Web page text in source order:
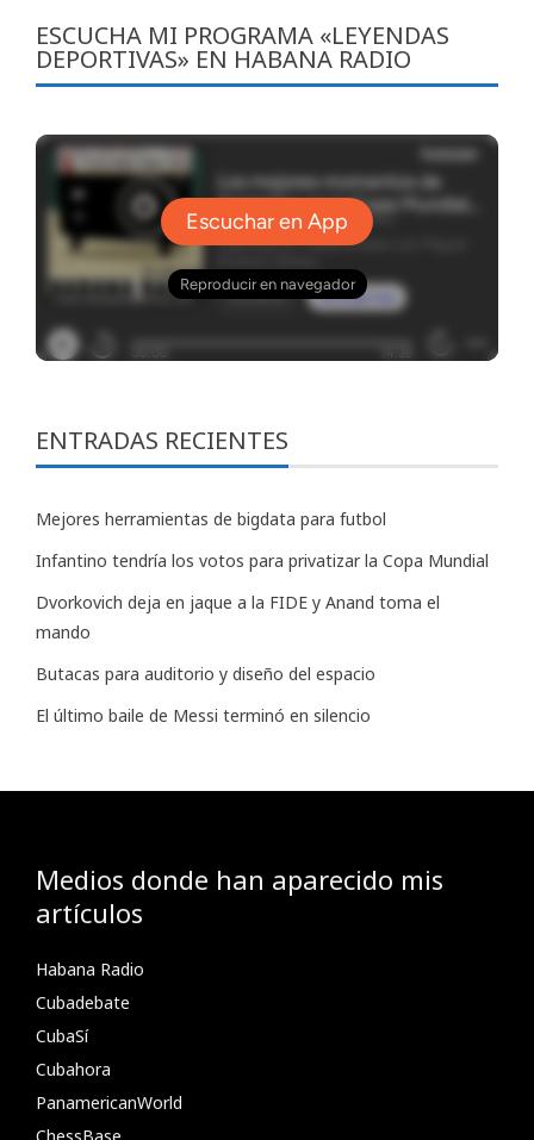
ESCUCHA MI PROGRAMA «LEYENDAS
DEPORTIVAS» EN HABANA RADIO
ENTRADAS RECIENTES
Mejores herramientas de bigdata para futbol
Infantino tendría los votos para privatizar la Copa Mundial
Dvorkovich deja en jaque a la FIDE y Anand toma el
mando
Butacas para auditorio y diseño del espacio
El último baile de Messi terminó en silencio
Medios donde han aparecido mis
artículos
Habana Radio
Cubadebate
CubaSí
Cubahora
PanamericanWorld